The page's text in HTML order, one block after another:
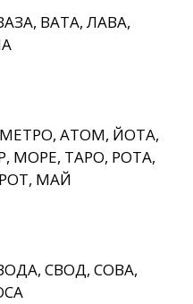
ВАТА, ЛАВА,
АТОМ, ЙОТА,
МОРЕ, ТАРО, РОТА,
МАЙ
СВОД, СОВА,